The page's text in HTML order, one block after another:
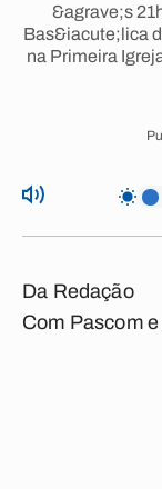
&agrave;s
Bas&iacute;lica
na Primeira
Da Redação
Com Pascom